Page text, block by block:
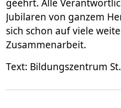
geehrt. Alle
Jubilaren von ganzem
sich schon auf viele
Zusammenarbeit.
Text: Bildungszentrum